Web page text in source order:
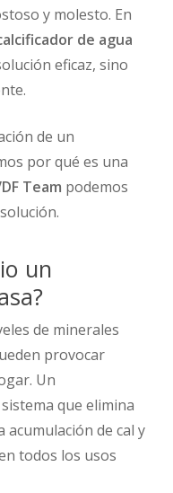
y molesto. En
de agua
eficaz, sino
de un
por qué es una
Team podemos
un
de minerales
provocar
Un
que elimina
de cal y
todos los usos